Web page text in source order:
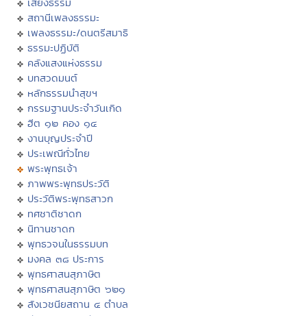
สถานีเพลงธรรมะ
เพลงธรรมะ/ดนตรีสมาธิ
ธรรมะปฏิบัติ
คลังแสงแห่งธรรม
บทสวดมนต์
หลักธรรมนำสุขฯ
กรรมฐานประจำวันเกิด
ฮีต ๑๒ คอง ๑๔
งานบุญประจำปี
ประเพณีทั่วไทย
พระพุทธเจ้า
ภาพพระพุทธประวัติ
ประวัติพระพุทธสาวก
ทศชาติชาดก
นิทานชาดก
พุทธวจนในธรรมบท
มงคล ๓๘ ประการ
พุทธศาสนสุภาษิต
พุทธศาสนสุภาษิต ๖๒๑
สังเวชนียสถาน ๔ ตำบล